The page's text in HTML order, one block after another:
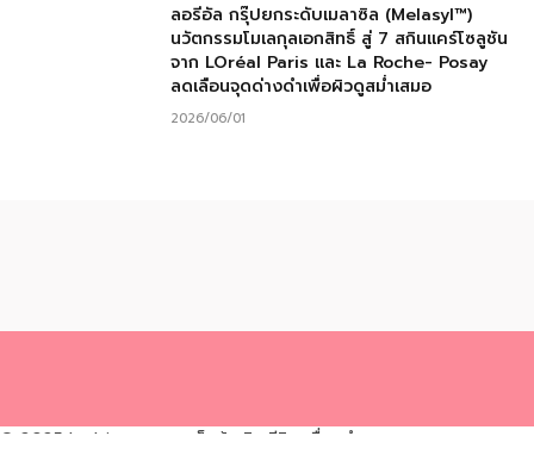
ลอรีอัล กรุ๊ปยกระดับเมลาซิล (Melasyl™)
นวัตกรรมโมเลกุลเอกสิทธิ์ สู่ 7 สกินแคร์โซลูชัน
จาก LOréal Paris และ La Roche- Posay
ลดเลือนจุดด่างดำเพื่อผิวดูสม่ำเสมอ
2026/06/01
© 2025 Ladyissue.com เว็บผู้หญิง รีวิวเครื่องสำอาง ความสวยความงาม